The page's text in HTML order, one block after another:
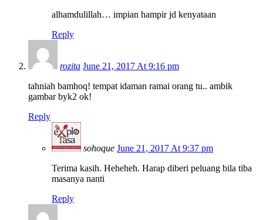
alhamdulillah… impian hampir jd kenyataan
Reply
rozita June 21, 2017 At 9:16 pm
tahniah bamhoq! tempat idaman ramai orang tu.. ambik
gambar byk2 ok!
Reply
sohoque June 21, 2017 At 9:37 pm
Terima kasih. Heheheh. Harap diberi peluang bila tiba
masanya nanti
Reply